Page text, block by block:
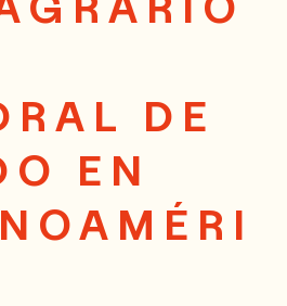
DE
EN